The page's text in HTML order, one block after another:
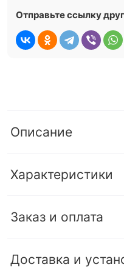
Отправьте ссылку
Описание
Характеристики
Заказ и оплата
Доставка и